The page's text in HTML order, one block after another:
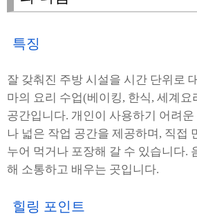
특징
잘 갖춰진 주방 시설을 시간 단위로
마의 요리 수업(베이킹, 한식, 세계요
공간입니다. 개인이 사용하기 어려
나 넓은 작업 공간을 제공하며, 직접
누어 먹거나 포장해 갈 수 있습니다.
해 소통하고 배우는 곳입니다.
힐링 포인트